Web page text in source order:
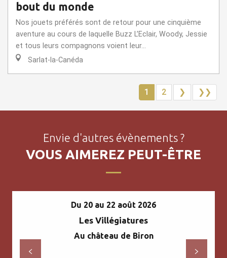
bout du monde
Nos jouets préférés sont de retour pour une cinquième
aventure au cours de laquelle Buzz L’Eclair, Woody, Jessie
et tous leurs compagnons voient leur...
Sarlat-la-Canéda
1 2 ❯ ❯❯
Envie d'autres évènements ?
VOUS AIMEREZ PEUT-ÊTRE
Du 20 au 22 août 2026
Les Villégiatures
Au château de Biron